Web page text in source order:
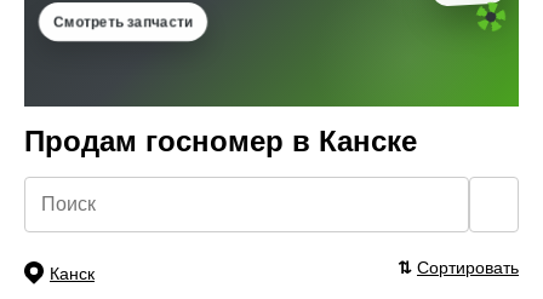
Продам госномер в Канске
Канск ⇅ Сортировать